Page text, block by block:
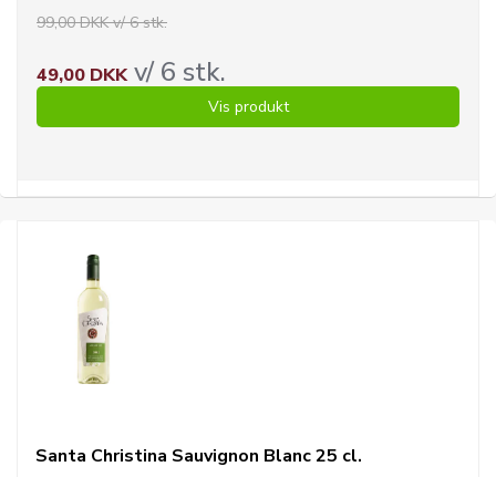
99,00 DKK v/ 6 stk.
49,00 DKKv/ 6 stk.
Vis produkt
Santa Christina Sauvignon Blanc 25 cl.